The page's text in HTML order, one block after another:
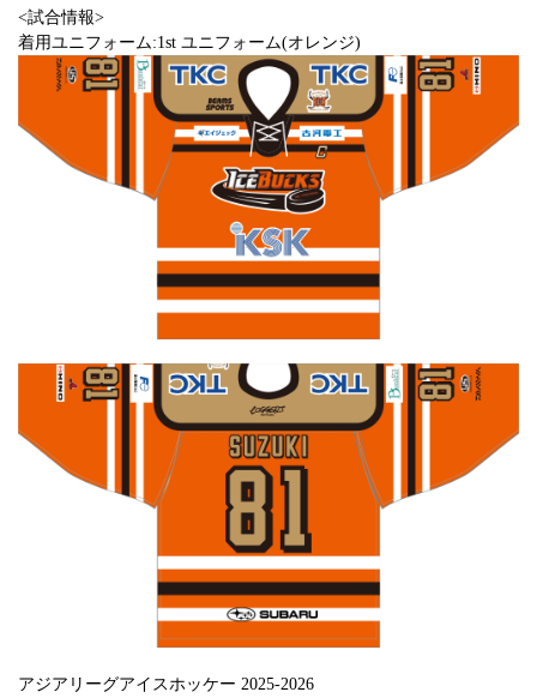
<試合情報>
着用ユニフォーム:1st ユニフォーム(オレンジ)
アジアリーグアイスホッケー 2025-2026